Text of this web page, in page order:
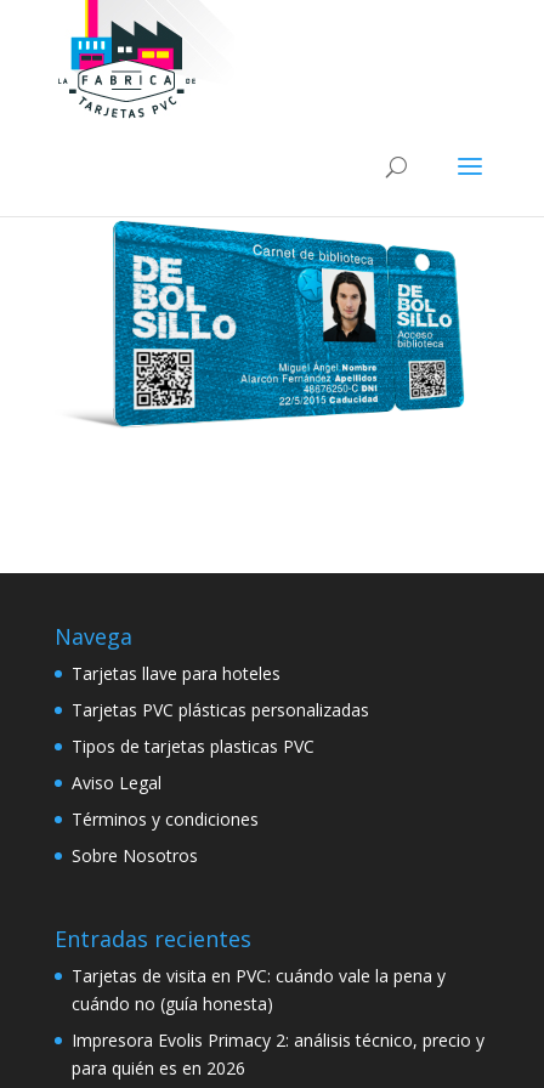
Navega
Tarjetas llave para hoteles
Tarjetas PVC plásticas personalizadas
Tipos de tarjetas plasticas PVC
Aviso Legal
Términos y condiciones
Sobre Nosotros
Entradas recientes
Tarjetas de visita en PVC: cuándo vale la pena y
cuándo no (guía honesta)
Impresora Evolis Primacy 2: análisis técnico, precio y
para quién es en 2026